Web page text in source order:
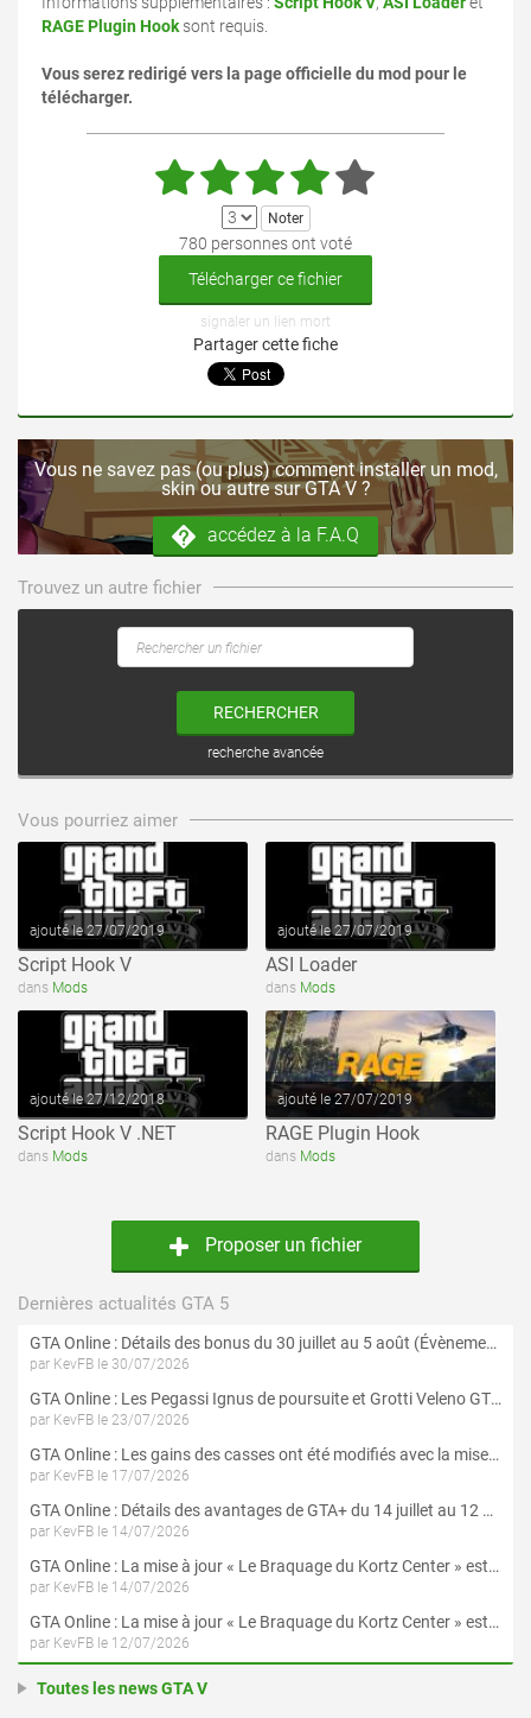
RAGE Plugin Hook sont requis.
Vous serez redirigé vers la page officielle du mod pour le
télécharger.
780 personnes ont voté
Télécharger ce fichier
signaler un lien mort
Partager cette fiche
Vous ne savez pas (ou plus) comment installer un mod,
skin ou autre sur GTA V ?
accédez à la F.A.Q
Trouvez un autre fichier
RECHERCHER
recherche avancée
Vous pourriez aimer
ajouté le 27/07/2019
Script Hook V
dans Mods
ajouté le 27/07/2019
ASI Loader
dans Mods
voir ce fichier
ajouté le 27/12/2018
Script Hook V .NET
dans Mods
voir ce fichier
ajouté le 27/07/2019
RAGE Plugin Hook
dans Mods
Proposer un fichier
Dernières actualités GTA 5
GTA Online : Détails des bonus du 30 juillet au 5 août (Évènement « Braquages d'été »)
par KevFB le 30/07/2026
GTA Online : Les Pegassi Ignus de poursuite et Grotti Veleno GT sont maintenant disponibles
par KevFB le 23/07/2026
GTA Online : Les gains des casses ont été modifiés avec la mise à jour « Le Braquage du Kortz Center »
par KevFB le 17/07/2026
GTA Online : Détails des avantages de GTA+ du 14 juillet au 12 août
par KevFB le 14/07/2026
GTA Online : La mise à jour « Le Braquage du Kortz Center » est maintenant disponible
par KevFB le 14/07/2026
GTA Online : La mise à jour « Le Braquage du Kortz Center » est disponible en préchargement sur PS5 et Xbox Series X|S
par KevFB le 12/07/2026
Toutes les news GTA V